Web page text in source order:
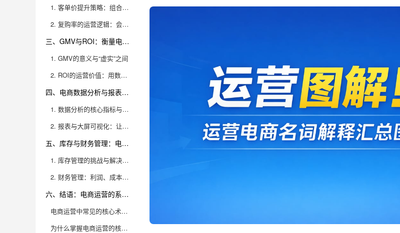
1. 客单价提升策略：组合、溢价与价值挖掘
2. 复购率的运营逻辑：会员体系与用户生命周期
三、GMV与ROI：衡量电商运营的“最终成绩单”
1. GMV的意义与“虚实”之间
2. ROI的运营价值：用数据驱动每一分钱
四、电商数据分析与报表：驱动运营科学决策
1. 数据分析的核心指标与应用场景
2. 报表与大屏可视化：让数据“看得懂、用得上”
五、库存与财务管理：电商健康运营的“底层保障”
1. 库存管理的挑战与解决方案
2. 财务管理：利润、成本与现金流的系统管控
六、结语：电商运营的系统认知与工具赋能
电商运营中常见的核心术语都有哪些？各自代表什么意思？
为什么掌握电商运营的核心术语对数据分析如此重要？